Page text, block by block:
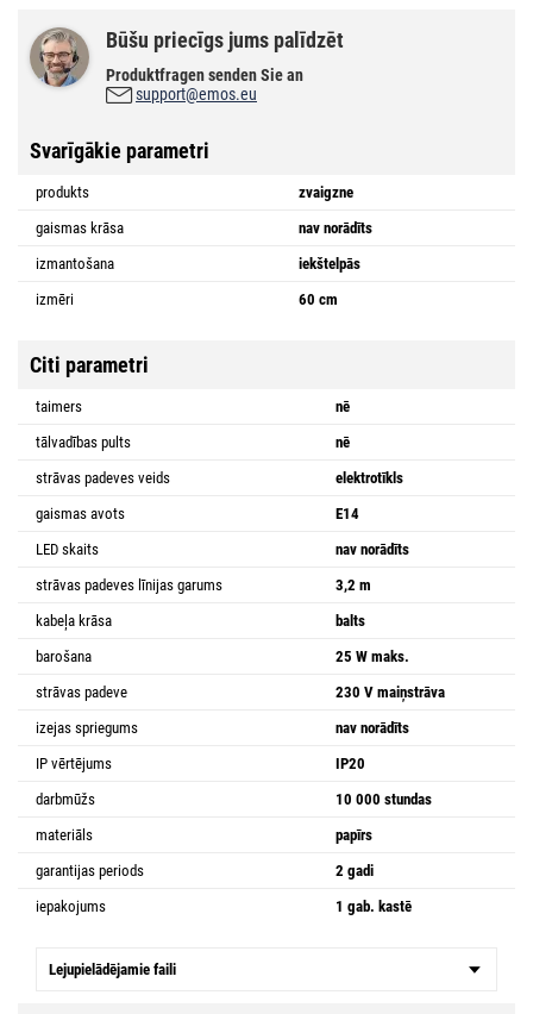
Būšu priecīgs jums palīdzēt
Produktfragen senden Sie an
support@emos.eu
Svarīgākie parametri
produkts
zvaigzne
gaismas krāsa
nav norādīts
izmantošana
iekštelpās
izmēri
60 cm
Citi parametri
taimers
nē
tālvadības pults
nē
strāvas padeves veids
elektrotīkls
gaismas avots
E14
LED skaits
nav norādīts
strāvas padeves līnijas garums
3,2 m
kabeļa krāsa
balts
barošana
25 W maks.
strāvas padeve
230 V maiņstrāva
izejas spriegums
nav norādīts
IP vērtējums
IP20
darbmūžs
10 000 stundas
materiāls
papīrs
garantijas periods
2 gadi
iepakojums
1 gab. kastē
Lejupielādējamie faili